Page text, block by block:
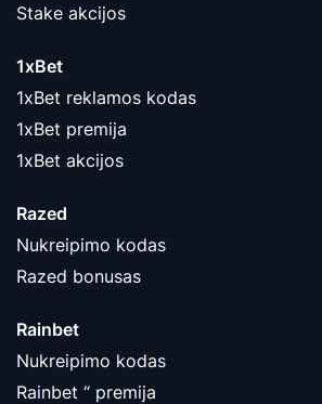
Stake akcijos
1xBet
1xBet reklamos kodas
1xBet premija
1xBet akcijos
Razed
Nukreipimo kodas
Razed bonusas
Rainbet
Nukreipimo kodas
Rainbet “ premija